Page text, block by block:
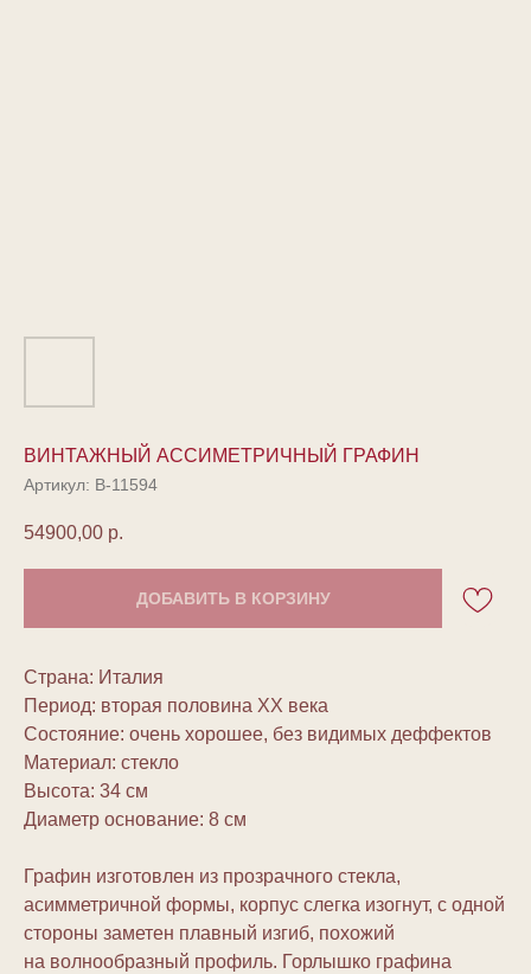
ВИНТАЖНЫЙ АССИМЕТРИЧНЫЙ ГРАФИН
Артикул: В-11594
54900,00 р.
ДОБАВИТЬ В КОРЗИНУ
Страна: Италия
Период: вторая половина ХХ века
Состояние: очень хорошее, без видимых деффектов
Материал: стекло
Высота: 34 см
Диаметр основание: 8 см
Графин изготовлен из прозрачного стекла,
асимметричной формы, корпус слегка изогнут, с одной
стороны заметен плавный изгиб, похожий
на волнообразный профиль. Горлышко графина